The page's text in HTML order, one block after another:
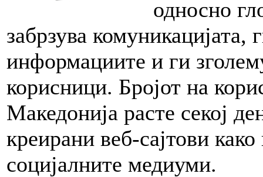
односно
забрзува комуникацијата,
информациите и ги
корисници. Бројот на
Македонија расте секој
креирани веб-сајтови
социјалните медиуми.